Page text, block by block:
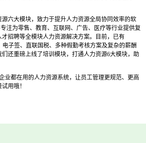
六大模块，致力于提升人力资源全局协同效率的软
注为零售、教育、互联网、广告、医疗等行业提供复
招聘等全模块人力资源解决方案。目前，已有
电子签、直联国税、多种假勤考核方案及复杂的薪酬
还重磅上线了培训模块，打通人力资源6大模块，助
业都在用的人力资源系统，让员工管理更规范、更高
用哦！